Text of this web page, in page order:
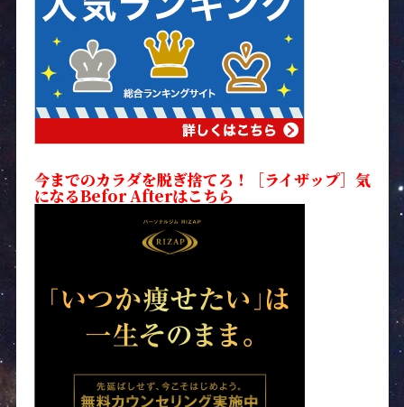
今までのカラダを脱ぎ捨てろ！［ライザップ］気
になるBefor Afterはこちら